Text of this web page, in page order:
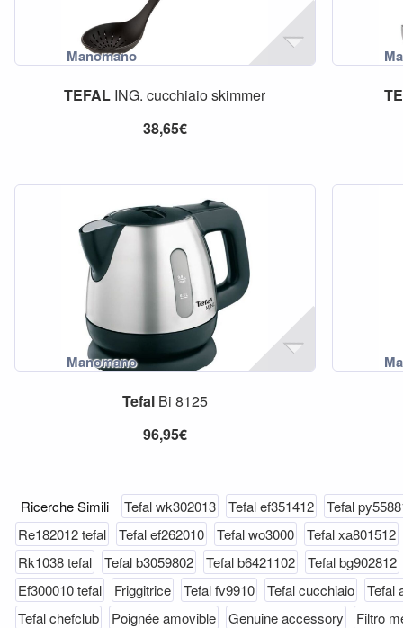
TEFAL ING. cucchiaio skimmer
38,65€
TefalBi 8125
96,95€
Ricerche Simili Tefal wk302013 Tefal ef351412
Tefal
Re182012 tefal
Tefal ef262010 Tefal wo3000
Tefal xa801512
Rk1038 tefal
Tefal b3059802 Tefal b6421102
Tefal bg902812
Ef300010 tefal
Friggitrice Tefal fv9910 Tefal cucchiaio
Tefal
Tefal chefclub
Poignée amovible Genuine accessory
Filtro